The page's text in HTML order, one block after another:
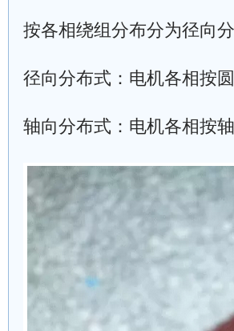
按各相绕组分布分为径向
径向分布式：电机各相按
轴向分布式：电机各相按